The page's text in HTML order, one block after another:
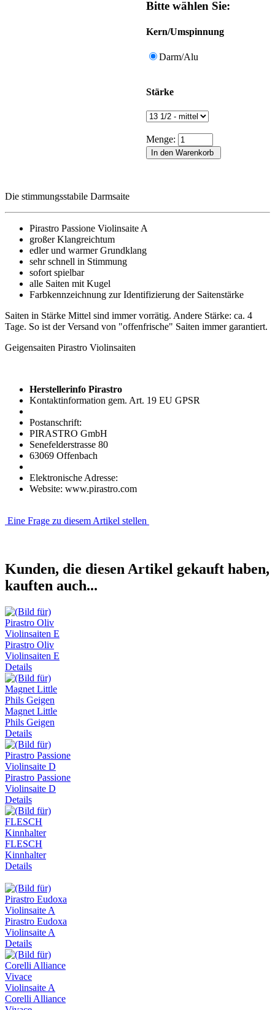
Bitte wählen Sie:
Kern/Umspinnung
Darm/Alu
Stärke
Menge:
Die stimmungsstabile Darmsaite
Pirastro Passione Violinsaite A
großer Klangreichtum
edler und warmer Grundklang
sehr schnell in Stimmung
sofort spielbar
alle Saiten mit Kugel
Farbkennzeichnung zur Identifizierung der Saitenstärke
Saiten in Stärke Mittel sind immer vorrätig. Andere Stärke: ca. 4
Tage. So ist der Versand von "offenfrische" Saiten immer garantiert.
Geigensaiten Pirastro Violinsaiten
Herstellerinfo Pirastro
Kontaktinformation gem. Art. 19 EU GPSR
Postanschrift:
PIRASTRO GmbH
Senefelderstrasse 80
63069 Offenbach
Elektronische Adresse:
Website: www.pirastro.com
Eine Frage zu diesem Artikel stellen
Kunden, die diesen Artikel gekauft haben,
kauften auch...
Pirastro Oliv
Violinsaiten E
Details
Magnet Little
Phils Geigen
Details
Pirastro Passione
Violinsaite D
Details
FLESCH
Kinnhalter
Details
Pirastro Eudoxa
Violinsaite A
Details
Corelli Alliance